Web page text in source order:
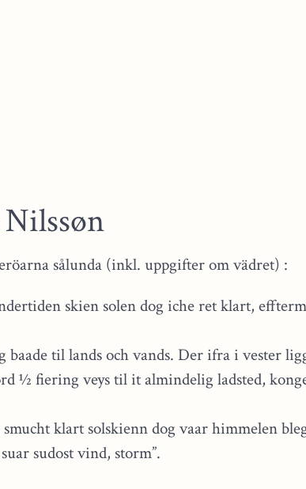
Nilssøn
sålunda (inkl. uppgifter om vädret) :
skien solen dog iche ret klart,
til lands och vands. Der ifra i vester
½ fiering veys til it almindelig ladsted,
klart solskienn dog vaar himmelen
sudost vind, storm”.